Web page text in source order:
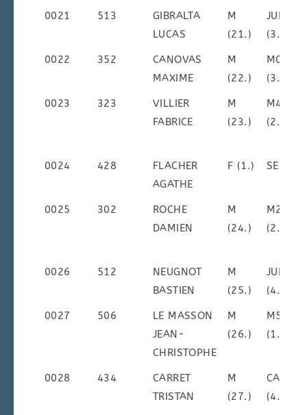
0021 513
GIBRALTA
LUCAS
M
(21.)
JUM
(3.)
0022 352
CANOVAS
MAXIME
M
(22.)
M0M
(3.)
0023 323
VILLIER
FABRICE
M
(23.)
M4M
(2.)
0024 428
FLACHER
AGATHE
F (1.) SEF ()
0025 302
ROCHE
DAMIEN
M
(24.)
M2M
(2.)
0026 512
NEUGNOT
BASTIEN
M
(25.)
JUM
(4.)
0027 506
LE MASSON
JEAN-
CHRISTOPHE
M
(26.)
M5M
(1.)
0028 434
CARRET
TRISTAN
M
(27.)
CAM
(4.)